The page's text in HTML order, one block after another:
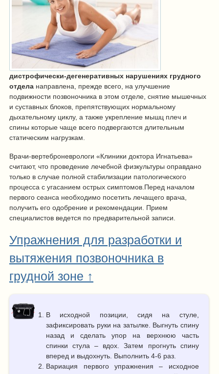
дистрофически-дегенеративных нарушениях грудного
отдела направлена, прежде всего, на улучшение
подвижности позвоночника в этом отделе, снятие мышечных
и суставных блоков, препятствующих нормальному
дыхательному циклу, а также укрепление мышц плеч и
спины которые чаще всего подвергаются длительным
статическим нагрузкам.
Врачи-вертеброневрологи «Клиники доктора Игнатьева»
считают, что проведение лечебной физкультуры оправдано
только в случае полной стабилизации патологического
процесса с угасанием острых симптомов.Перед началом
первого сеанса необходимо посетить лечащего врача,
получить его одобрение и рекомендации. Прием
специалистов ведется по предварительной записи.
Упражнения для разработки и
вытяжения позвоночника в
грудной зоне ↑
В исходной позиции, сидя на стуле,
зафиксировать руки на затылке. Выгнуть спину
назад и сделать упор на верхнюю часть
спинки стула – вдох. Затем прогнуть спину
вперед и выдохнуть. Выполнить 4-6 раз.
Вариация первого упражнения – исходное